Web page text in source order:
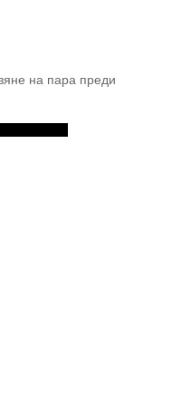
на пара преди